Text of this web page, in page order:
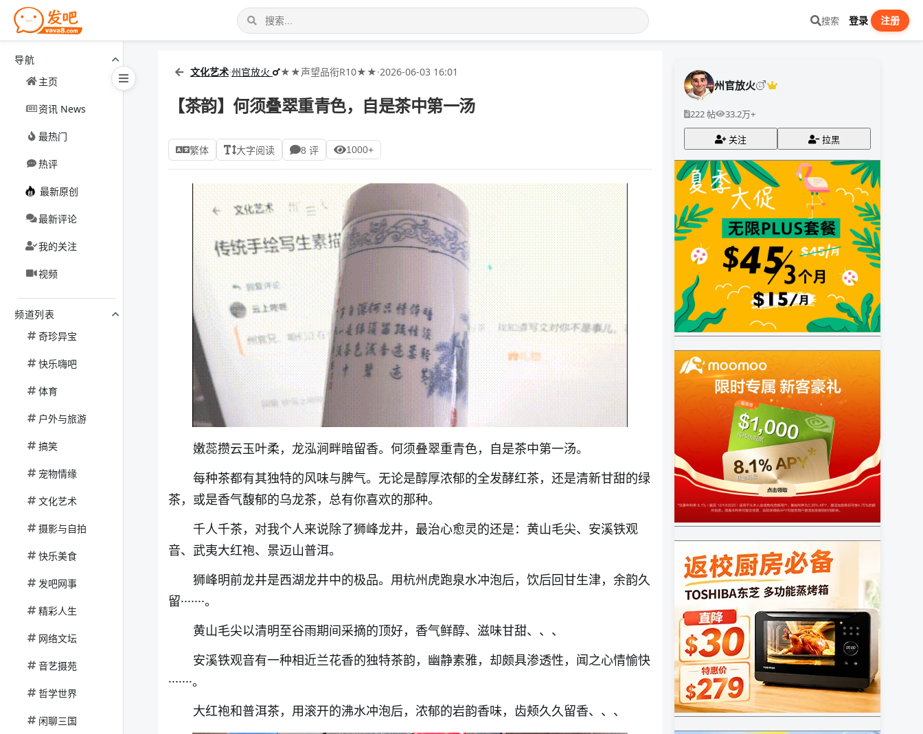
搜索 登录 注册
导航
主页
资讯 News
最热门
热评
最新原创
最新评论
我的关注
视频
频道列表
奇珍异宝
快乐嗨吧
体育
户外与旅游
搞笑
宠物情缘
文化艺术
摄影与自拍
快乐美食
发吧网事
精彩人生
网络文坛
音艺摄苑
哲学世界
闲聊三国
文化艺术·州官放火 ★★声望品衔R10★★·2026-06-03 16:01
【茶韵】何须叠翠重青色，自是茶中第一汤
繁体 大字阅读 8 评 1000+
嫩蕊攒云玉叶柔，龙泓涧畔暗留香。何须叠翠重青色，自是茶中第一汤。
每种茶都有其独特的风味与脾气。无论是醇厚浓郁的全发酵红茶，还是清新甘甜的绿
茶，或是香气馥郁的乌龙茶，总有你喜欢的那种。
千人千茶，对我个人来说除了狮峰龙井，最治心愈灵的还是：黄山毛尖、安溪铁观
音、武夷大红袍、景迈山普洱。
狮峰明前龙井是西湖龙井中的极品。用杭州虎跑泉水冲泡后，饮后回甘生津，余韵久
留·······。
黄山毛尖以清明至谷雨期间采摘的顶好，香气鲜醇、滋味甘甜、、、
安溪铁观音有一种相近兰花香的独特茶韵，幽静素雅，却颇具渗透性，闻之心情愉快
·······。
大红袍和普洱茶，用滚开的沸水冲泡后，浓郁的岩韵香味，齿颊久久留香、、、
州官放火
222 帖 33.2万+
关注 拉黑